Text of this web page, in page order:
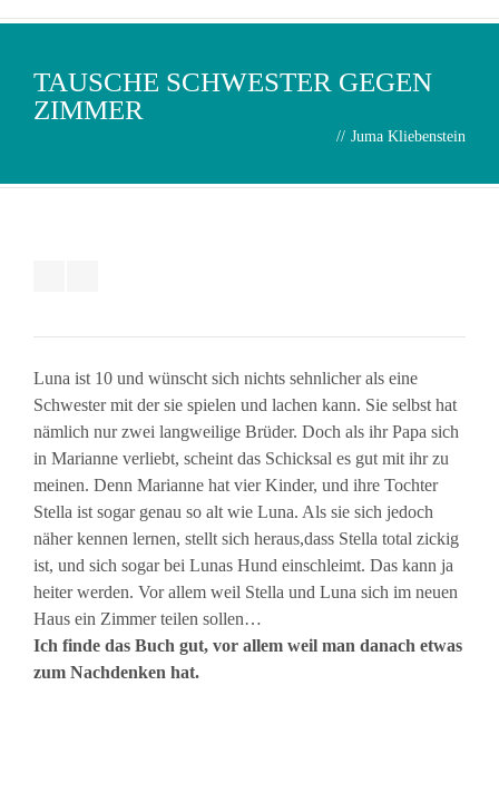
TAUSCHE SCHWESTER GEGEN
ZIMMER
// Juma Kliebenstein
Luna ist 10 und wünscht sich nichts sehnlicher als eine
Schwester mit der sie spielen und lachen kann. Sie selbst hat
nämlich nur zwei langweilige Brüder. Doch als ihr Papa sich
in Marianne verliebt, scheint das Schicksal es gut mit ihr zu
meinen. Denn Marianne hat vier Kinder, und ihre Tochter
Stella ist sogar genau so alt wie Luna. Als sie sich jedoch
näher kennen lernen, stellt sich heraus,dass Stella total zickig
ist, und sich sogar bei Lunas Hund einschleimt. Das kann ja
heiter werden. Vor allem weil Stella und Luna sich im neuen
Haus ein Zimmer teilen sollen…
Ich finde das Buch gut, vor allem weil man danach etwas
zum Nachdenken hat.